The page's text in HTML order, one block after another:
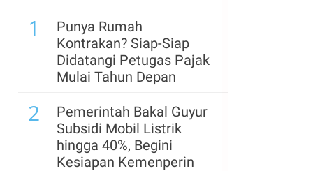
1
Punya Rumah
Kontrakan? Siap-Siap
Didatangi Petugas Pajak
Mulai Tahun Depan
2
Pemerintah Bakal Guyur
Subsidi Mobil Listrik
hingga 40%, Begini
Kesiapan Kemenperin